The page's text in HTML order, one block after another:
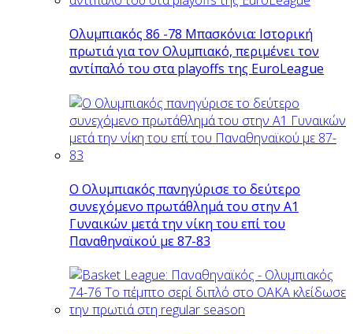
Ολυμπιακός 86 -78 Μπασκόνια: Ιστορική
πρωτιά για τον Ολυμπιακό, περιμένει τον
αντίπαλό του στα playoffs της EuroLeague
Ο Ολυμπιακός πανηγύρισε το δεύτερο
συνεχόμενο πρωτάθλημά του στην Α1
Γυναικών μετά την νίκη του επί του
Παναθηναϊκού με 87-83